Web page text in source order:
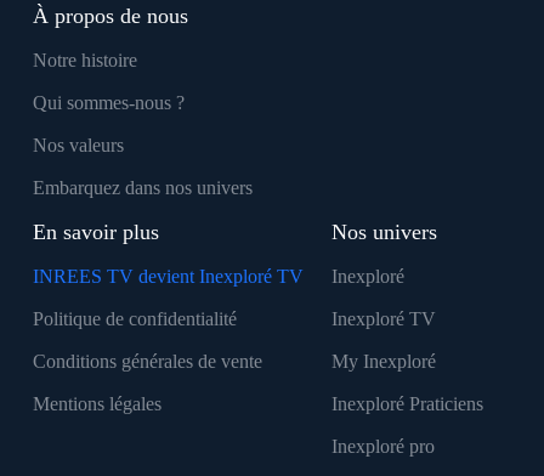
À propos de nous
Notre histoire
Qui sommes-nous ?
Nos valeurs
Embarquez dans nos univers
En savoir plus
INREES TV devient Inexploré TV
Politique de confidentialité
Conditions générales de vente
Mentions légales
Nos univers
Inexploré
Inexploré TV
My Inexploré
Inexploré Praticiens
Inexploré pro